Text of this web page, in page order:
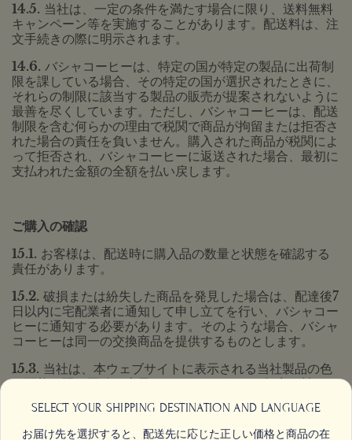
SELECT YOUR SHIPPING DESTINATION AND LANGUAGE
お届け先を選択すると、配送先に応じた正しい価格と商品の在
14.5. 当社は、一定の条件を満たす場合に限り、送料無料
キャンペーン等を実施することがあります。配送料は、注
文手続きの際に明示されます。
14.6. バシャコーヒーは、特定の国が特定の製品に出荷制
限を課している場合、その特定の国が選択されたときに、
それらの制限に該当する製品の販売が提案されないように
最善を尽くしています。ただし、バシャコーヒーは、配送
制限を含む何らかの理由で税関で商品が拘留または拒否さ
れた場合の責任を負いません。購入された商品が税関によ
って拒否され、バシャコーヒーに返送された場合、最初に
支払われた金額の全額を払い戻します。
ご購入の確認
15.1. お客様は、配送時に購入品の数量と状態を確認する
責任があります。
15.2. 破損または紛失した商品を発見した場合は、配達後7
日以内に宅配業者に通知して申し立てを行い、バシャコー
ヒーに通知する必要があります。そのような場合、バシャ
コーヒーは同一の交換商品を提供するものとします。
15.3. 当社は、本ウェブサイトに表示される当社製品の色
を可能な限り正確に表示するためにあらゆる努力を払って
の電子機器の画面が異なるため、お客様の画面の表示が当
社の製品と完全に同一であることを保証することはできま